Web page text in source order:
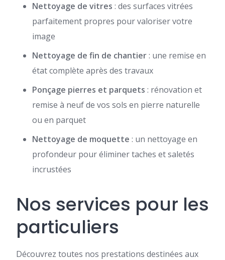
Nettoyage de vitres : des surfaces vitrées
parfaitement propres pour valoriser votre
image
Nettoyage de fin de chantier: une remise en
état complète après des travaux
Ponçage pierres et parquets : rénovation et
remise à neuf de vos sols en pierre naturelle
ou en parquet
Nettoyage de moquette : un nettoyage en
profondeur pour éliminer taches et saletés
incrustées
Nos services pour les
particuliers
Découvrez toutes nos prestations destinées aux